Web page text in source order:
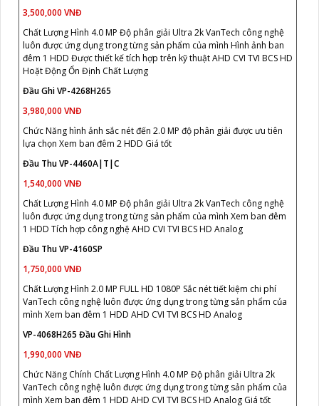
3,500,000 VNĐ
Chất Lượng Hình 4.0 MP Độ phân giải Ultra 2k VanTech công nghệ
luôn được ứng dụng trong từng sản phẩm của mình Hình ảnh ban
đêm 1 HDD Được thiết kế tích hợp trên kỹ thuật AHD CVI TVI BCS HD
Hoặt Động Ổn Định Chất Lượng
Đầu Ghi VP-4268H265
3,980,000 VNĐ
Chức Năng hình ảnh sắc nét đến 2.0 MP độ phân giải được ưu tiên
lựa chọn Xem ban đêm 2 HDD Giá tốt
Đầu Thu VP-4460A|T|C
1,540,000 VNĐ
Chất Lượng Hình 4.0 MP Độ phân giải Ultra 2k VanTech công nghệ
luôn được ứng dụng trong từng sản phẩm của mình Xem ban đêm
1 HDD Tích hợp công nghệ AHD CVI TVI BCS HD Analog
Đầu Thu VP-4160SP
1,750,000 VNĐ
Chất Lượng Hình 2.0 MP FULL HD 1080P Sắc nét tiết kiệm chi phí
VanTech công nghệ luôn được ứng dụng trong từng sản phẩm của
mình Xem ban đêm 1 HDD AHD CVI TVI BCS HD Analog
VP-4068H265 Đầu Ghi Hình
1,990,000 VNĐ
Chức Năng Chính Chất Lượng Hình 4.0 MP Độ phân giải Ultra 2k
VanTech công nghệ luôn được ứng dụng trong từng sản phẩm của
mình Xem ban đêm 1 HDD AHD CVI TVI BCS HD Analog Giá tốt